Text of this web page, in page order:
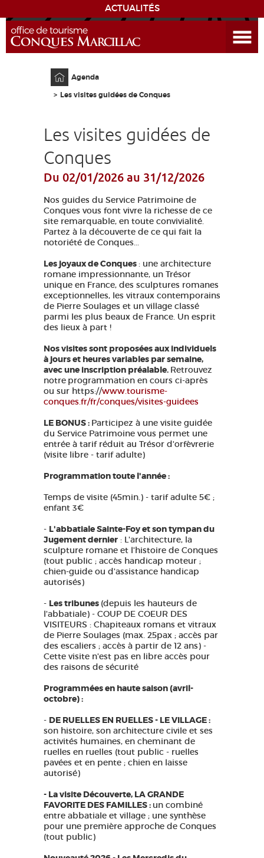
ACTUALITÉS
ENVIEDE...
DÉCOUVRIR LA DESTINATION
SÉJOURNER
AGENDA
EDUCATIF GR 65 GROUPES PRESSE
MA SÉLECTION
Agenda
Les visites guidées de Conques
Les visites guidées de
Conques
Du 02/01/2026au 31/12/2026
Nos guides du Service Patrimoine de
Conques vous font vivre la richesse de ce
site remarquable, en toute convivialité.
Partez à la découverte de ce qui fait la
notoriété de Conques...
Les joyaux de Conques: une architecture
romane impressionnante, un Trésor
unique en France, des sculptures romanes
exceptionnelles, les vitraux contemporains
de Pierre Soulages et un village classé
parmi les plus beaux de France. Un esprit
des lieux à part !
Nos visites sont proposées aux individuels
à jours et heures variables par semaine,
avec une inscription préalable. Retrouvez
notre programmation en cours ci-après
ou sur https://www.tourisme-
conques.fr/fr/conques/visites-guidees
LE BONUS : Participez à une visite guidée
du Service Patrimoine vous permet une
entrée à tarif réduit au Trésor d'orfèvrerie
(visite libre - tarif adulte)
Programmation toute l'année :
Temps de visite (45min.) - tarif adulte 5€ ;
enfant 3€
- L'abbatiale Sainte-Foy et son tympan du
Jugement dernier : L'architecture, la
sculpture romane et l'histoire de Conques
(tout public ; accès handicap moteur ;
chien-guide ou d'assistance handicap
autorisés)
- Les tribunes (depuis les hauteurs de
l'abbatiale) - COUP DE COEUR DES
VISITEURS : Chapiteaux romans et vitraux
de Pierre Soulages (max. 25pax ; accès par
des escaliers ; accès à partir de 12 ans) -
Cette visite n'est pas en libre accès pour
des raisons de sécurité
Programmées en haute saison (avril-
octobre) :
- DE RUELLES EN RUELLES - LE VILLAGE :
son histoire, son architecture civile et ses
activités humaines, en cheminant de
ruelles en ruelles (tout public - ruelles
pavées et en pente ; chien en laisse
autorisé)
- La visite Découverte, LA GRANDE
FAVORITE DES FAMILLES : un combiné
entre abbatiale et village ; une synthèse
pour une première approche de Conques
(tout public)